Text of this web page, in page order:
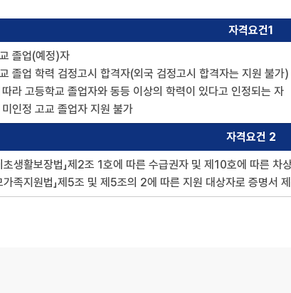
자격요건1
졸업(예정)자
졸업 학력 검정고시 합격자(외국 검정고시 합격자는 지원 불가)
라 고등학교 졸업자와 동등 이상의 학력이 있다고 인정되는 자
인정 고교 졸업자 지원 불가
자격요건 2
초생활보장법」제2조 1호에 따른 수급권자 및 제10호에 따른 차
가족지원법」제5조 및 제5조의 2에 따른 지원 대상자로 증명서